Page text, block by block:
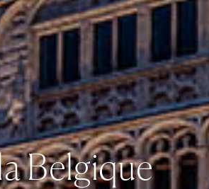
Belgique